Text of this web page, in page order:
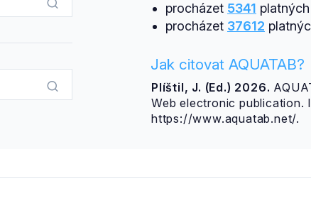
procházet 5341
procházet 37612
Jak citovat AQUATAB?
Plíštil, J. (Ed.) 2026.
Web electronic
https://www.aquatab.net/.